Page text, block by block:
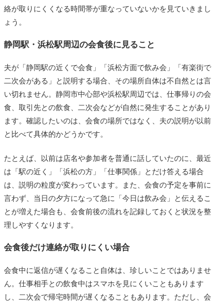
絡が取りにくくなる時間帯が重なっていないかを見ていきまし
ょう。
静岡駅・浜松駅周辺の会食後に見ること
夫が「静岡駅の近くで会食」「浜松方面で飲み会」「有楽街で
二次会がある」と説明する場合、その場所自体は不自然とは言
い切れません。静岡市中心部や浜松駅周辺では、仕事帰りの会
食、取引先との飲食、二次会などが自然に発生することがあり
ます。確認したいのは、会食の場所ではなく、夫の説明が以前
と比べて具体的かどうかです。
たとえば、以前は店名や参加者を普通に話していたのに、最近
は「駅の近く」「浜松の方」「仕事関係」とだけ答える場合
は、説明の粒度が変わっています。また、会食の予定を事前に
言わず、当日の夕方になって急に「今日は飲み会」と伝えるこ
とが増えた場合も、会食前後の流れを記録しておくと状況を整
理しやすくなります。
会食後だけ連絡が取りにくい場合
会食中に返信が遅くなること自体は、珍しいことではありませ
ん。仕事相手との飲食中はスマホを見にくいこともあります
し、二次会で帰宅時間が遅くなることもあります。ただし、会